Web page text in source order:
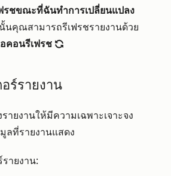
รชขณะที่ฉันทำการเปลี่ยนแปลง
นคุณสามารถรีเฟรชรายงานด้วย
คอนรีเฟรช refresh
ร์รายงาน
ายงานให้มีความเฉพาะเจาะจง
ลที่รายงานแสดง
ายงาน: